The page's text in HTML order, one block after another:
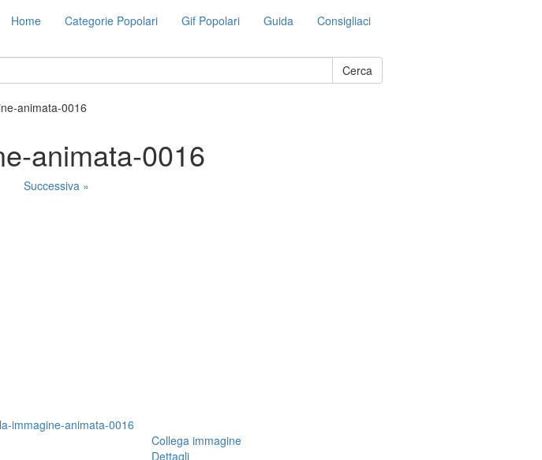
Home Categorie Popolari Gif Popolari Guida Consigliaci
Cerca
animata-0016
animata-0016
Successiva »
Collega immagine
Dettagli